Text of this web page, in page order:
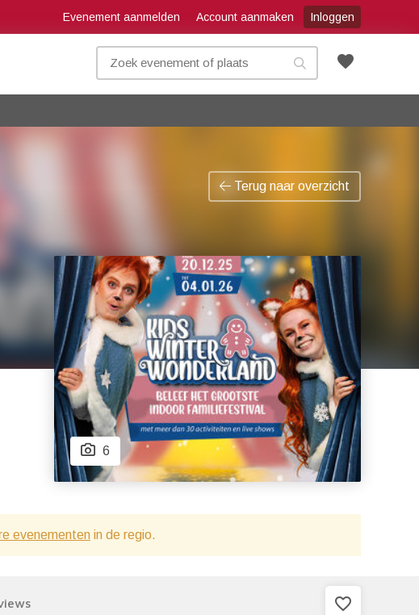
Evenement aanmelden Account aanmaken Inloggen
favorite
Terug naar overzicht
6
evenementen in de regio.
favorite_border